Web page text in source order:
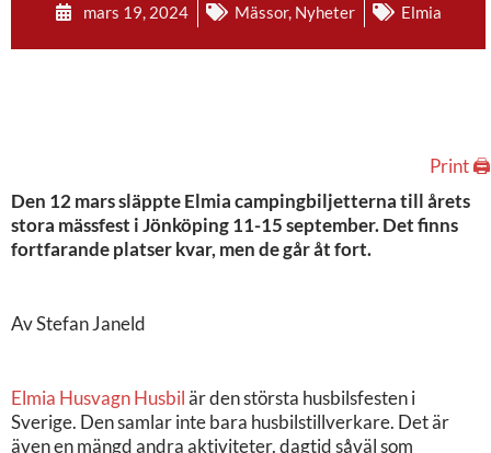
mars 19, 2024 Mässor, Nyheter Elmia
Print 🖨
Den 12 mars släppte Elmia campingbiljetterna till årets
stora mässfest i Jönköping 11-15 september. Det finns
fortfarande platser kvar, men de går åt fort.
Av Stefan Janeld
Elmia Husvagn Husbilär den största husbilsfesten i
Sverige. Den samlar inte bara husbilstillverkare. Det är
även en mängd andra aktiviteter, dagtid såväl som